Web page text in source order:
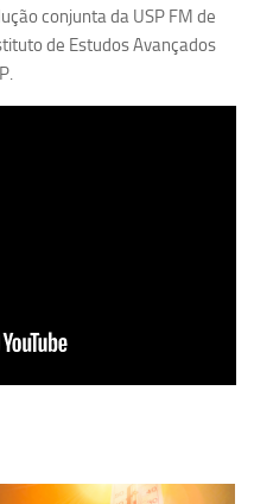
conjunta da USP FM de
de Estudos Avançados